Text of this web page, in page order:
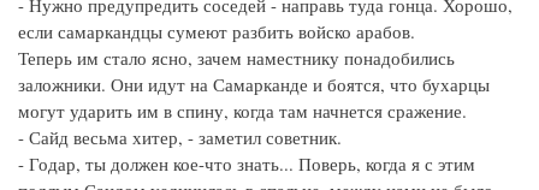
если самаркандцы сумеют разбить войско арабов.
Теперь им стало ясно, зачем наместнику понадобились
заложники. Они идут на Самарканде и боятся, что бухарцы
могут ударить им в спину, когда там начнется сражение.
- Сайд весьма хитер, - заметил советник.
- Годар, ты должен кое-что знать... Поверь, когда я с этим